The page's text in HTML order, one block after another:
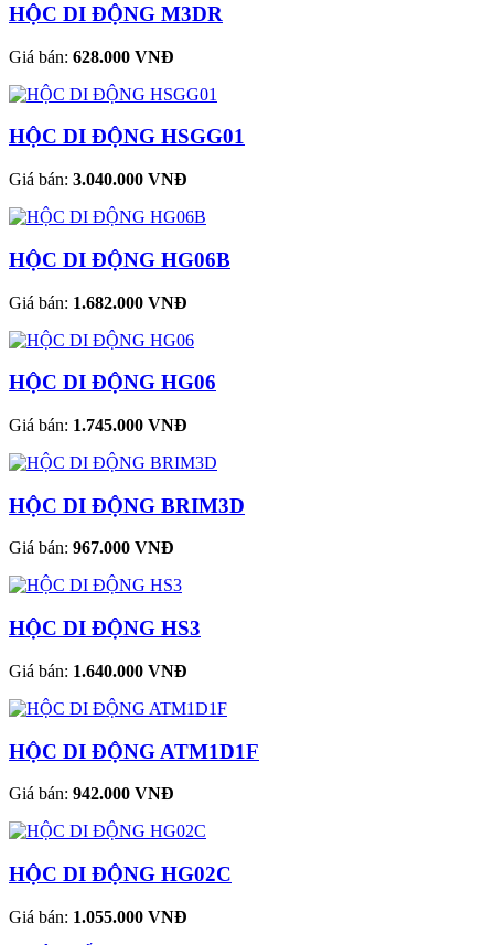
HỘC DI ĐỘNG M3DR
Giá bán: 628.000 VNĐ
HỘC DI ĐỘNG HSGG01
Giá bán: 3.040.000 VNĐ
HỘC DI ĐỘNG HG06B
Giá bán: 1.682.000 VNĐ
HỘC DI ĐỘNG HG06
Giá bán: 1.745.000 VNĐ
HỘC DI ĐỘNG BRIM3D
Giá bán: 967.000 VNĐ
HỘC DI ĐỘNG HS3
Giá bán: 1.640.000 VNĐ
HỘC DI ĐỘNG ATM1D1F
Giá bán: 942.000 VNĐ
HỘC DI ĐỘNG HG02C
Giá bán: 1.055.000 VNĐ